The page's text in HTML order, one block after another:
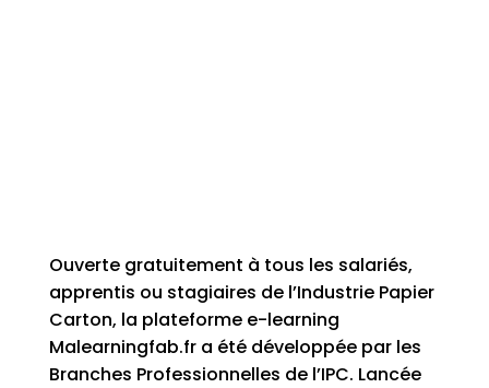
Ouverte gratuitement à tous les salariés,
apprentis ou stagiaires de l’Industrie Papier
Carton, la plateforme e-learning
Malearningfab.fr a été développée par les
Branches Professionnelles de l’IPC. Lancée